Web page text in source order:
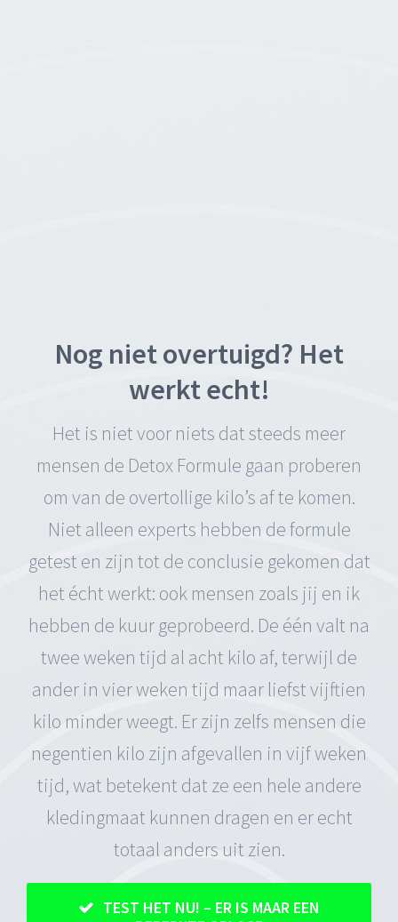
Nog niet overtuigd? Het
werkt echt!
Het is niet voor niets dat steeds meer
mensen de Detox Formule gaan proberen
om van de overtollige kilo’s af te komen.
Niet alleen experts hebben de formule
getest en zijn tot de conclusie gekomen dat
het écht werkt: ook mensen zoals jij en ik
hebben de kuur geprobeerd. De één valt na
twee weken tijd al acht kilo af, terwijl de
ander in vier weken tijd maar liefst vijftien
kilo minder weegt. Er zijn zelfs mensen die
negentien kilo zijn afgevallen in vijf weken
tijd, wat betekent dat ze een hele andere
kledingmaat kunnen dragen en er echt
totaal anders uit zien.
TEST HET NU! – ER IS MAAR EEN